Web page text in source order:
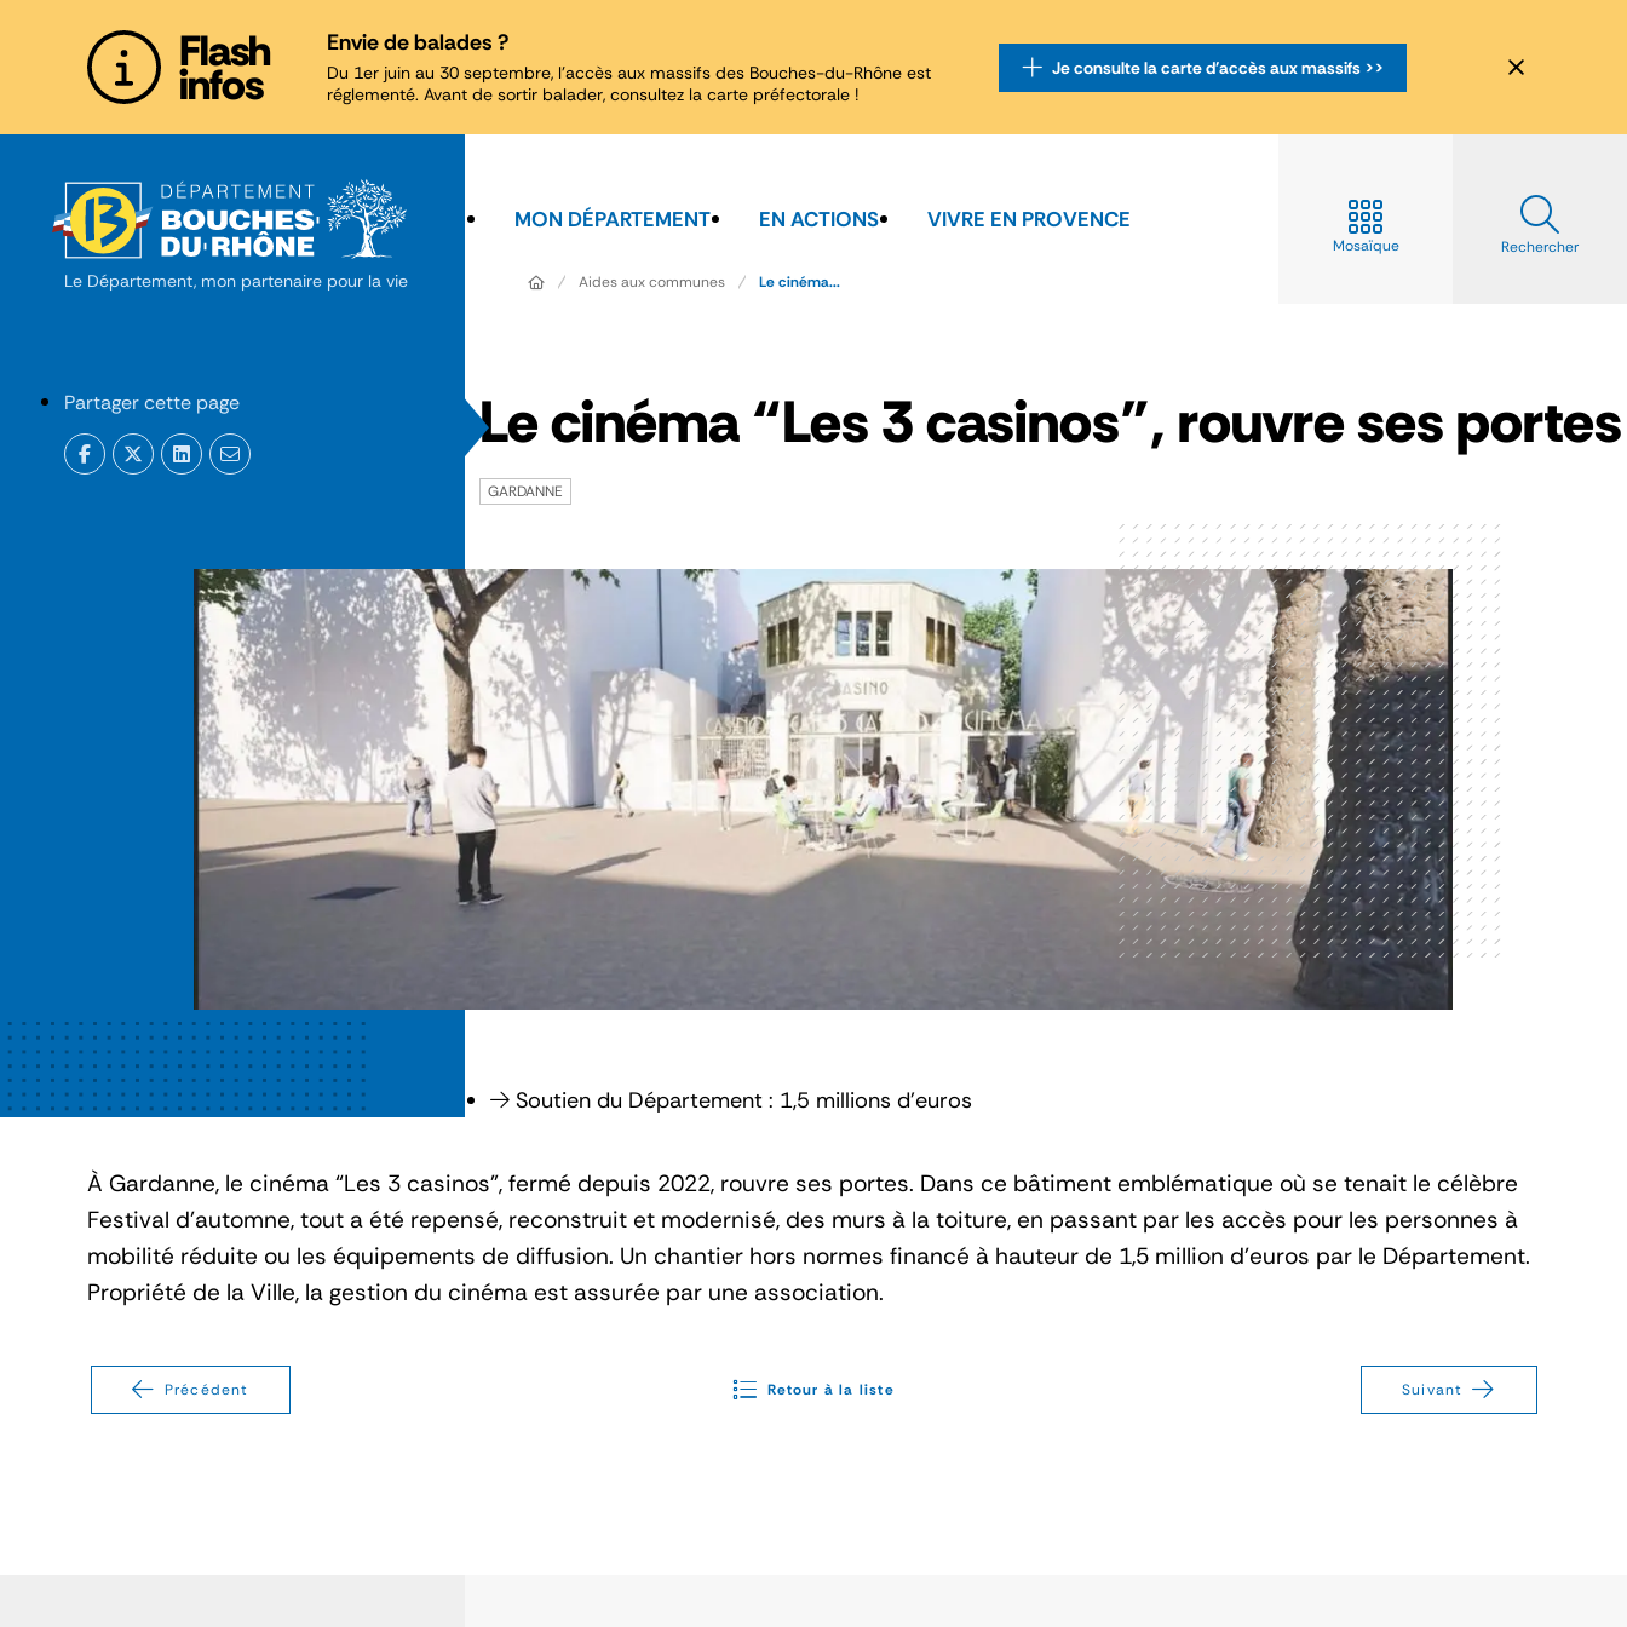
Flash
infos
Envie de balades ?
Du 1er juin au 30 septembre, l'accès aux massifs des Bouches-du-Rhône est
réglementé. Avant de sortir balader, consultez la carte préfectorale !
Je consulte la carte d'accès aux massifs >>
Le Département, mon partenaire pour la vie
MON DÉPARTEMENT EN ACTIONS VIVRE EN PROVENCE
Mosaïque
Rechercher
Aides aux communes
Le cinéma...
Le cinéma “Les 3 casinos”, rouvre ses portes
GARDANNE
Soutien du Département : 1,5 millions d'euros
Partager cette page
À Gardanne, le cinéma “Les 3 casinos”, fermé depuis 2022, rouvre ses portes. Dans ce bâtiment emblématique où se tenait le célèbre
Festival d’automne, tout a été repensé, reconstruit et modernisé, des murs à la toiture, en passant par les accès pour les personnes à
mobilité réduite ou les équipements de diffusion. Un chantier hors normes financé à hauteur de 1,5 million d’euros par le Département.
Propriété de la Ville, la gestion du cinéma est assurée par une association.
Précédent Retour à la liste Suivant